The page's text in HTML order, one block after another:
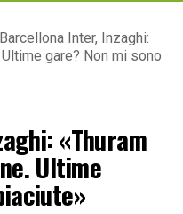
Barcellona Inter, Inzaghi:
gare? Non mi sono
«Thuram
Ultime